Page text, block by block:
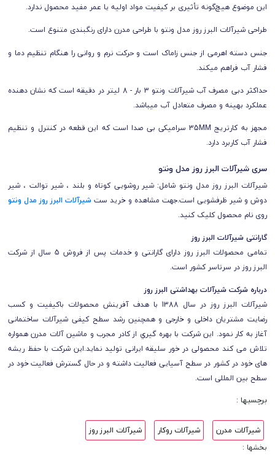
این موضوع هیچ‌گونه تأثیری بر کیفیت مواد اولیه یا عمر مفید محصول ندارد.
طراحی شیرآلات البرز روز مدل ونتو با طراحی مدرن دارای رنگبندی متنوع است.
جنس دسته اهرمی از جنس زاماک است و حرکت نرم و روانی را هنگام تنظیم دما و
فشار آب فراهم میکند.
حداکثر دبی مصرف آب شیرآلات ونتو 3 بار - 8 لیتر در دقیقه است که نشان دهنده
عملکرد بهینه و مصرف متعادل آب میباشد.
مجهز به کارتریج 35MM سرامیکی بی صدا است که این قطعه در کنترل و تنظیم
فشار آب کاربرد دارد.
سری شیرآلات البرز روز مدل ونتو
شیرآلات البرز روز مدل ونتو شامل: شیر روشویی کوتاه و بلند ، شیر توالت ، شیر
دوش و شیر ظرفشویی است.جهت مشاهده و خرید ستشیرآلات البرز روز مدل ونتو
روی نام محصول کلیک کنید.
گارانتی شیرآلات البرز روز
تمامی محصولات البرز روزدارای گارانتی و خدمات پس از فروش 5 سال از شرکت
البرز روزدر سرتاسر کشور است.
درباره شرکت شیرآلات بهداشتی البرز روز
شیرآلات البرز روز در سال 1388 با هدف آفرینش محصولات باکیفیت و کسب
رضایت مشتریان داخلی و خارجی و همچنین رشد سطح کیفی شیرآلات ساختمانی
آغاز به کار نمود. این شرکت با بهره گیري از کادر مجرب و ماشین آلات مدرن همواره
تلاش می کند محصولی در خور سلیقه ایرانی تولید نماید.این شرکت با حفظ ریشه
های خود در کشور در سطح آسیایی فعالیت داشته و در حال گسترش فعالیت خود در
سطح بین المللی است.
برچسبها :
شیرآلات مدرن شیرآلات روکار
شیرآلات البرز روز
بخشها :